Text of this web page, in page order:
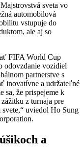
sveta vo
automobilová
vstupuje do
ale aj so
FIFA World Cup
odovzdanie vozidiel
partnerstve s
inovatívne a udržateľné
sa, že prispejeme k
z turnaja pre
uviedol Ho Sung
a